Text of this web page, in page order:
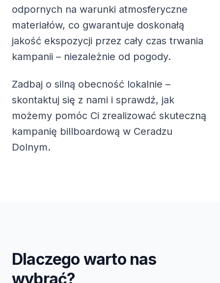
odpornych na warunki atmosferyczne
materiałów, co gwarantuje doskonałą
jakość ekspozycji przez cały czas trwania
kampanii – niezależnie od pogody.
Zadbaj o silną obecność lokalnie –
skontaktuj się z nami i sprawdź, jak
możemy pomóc Ci zrealizować skuteczną
kampanię billboardową w Ceradzu
Dolnym.
Dlaczego warto nas
wybrać?